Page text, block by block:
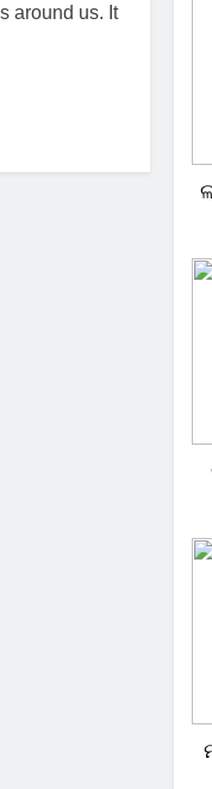
around us. It